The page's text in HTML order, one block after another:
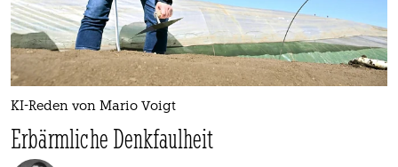
nord
wahrheit
verlag
KI-Reden von Mario Voigt
Erbärmliche Denkfaulheit